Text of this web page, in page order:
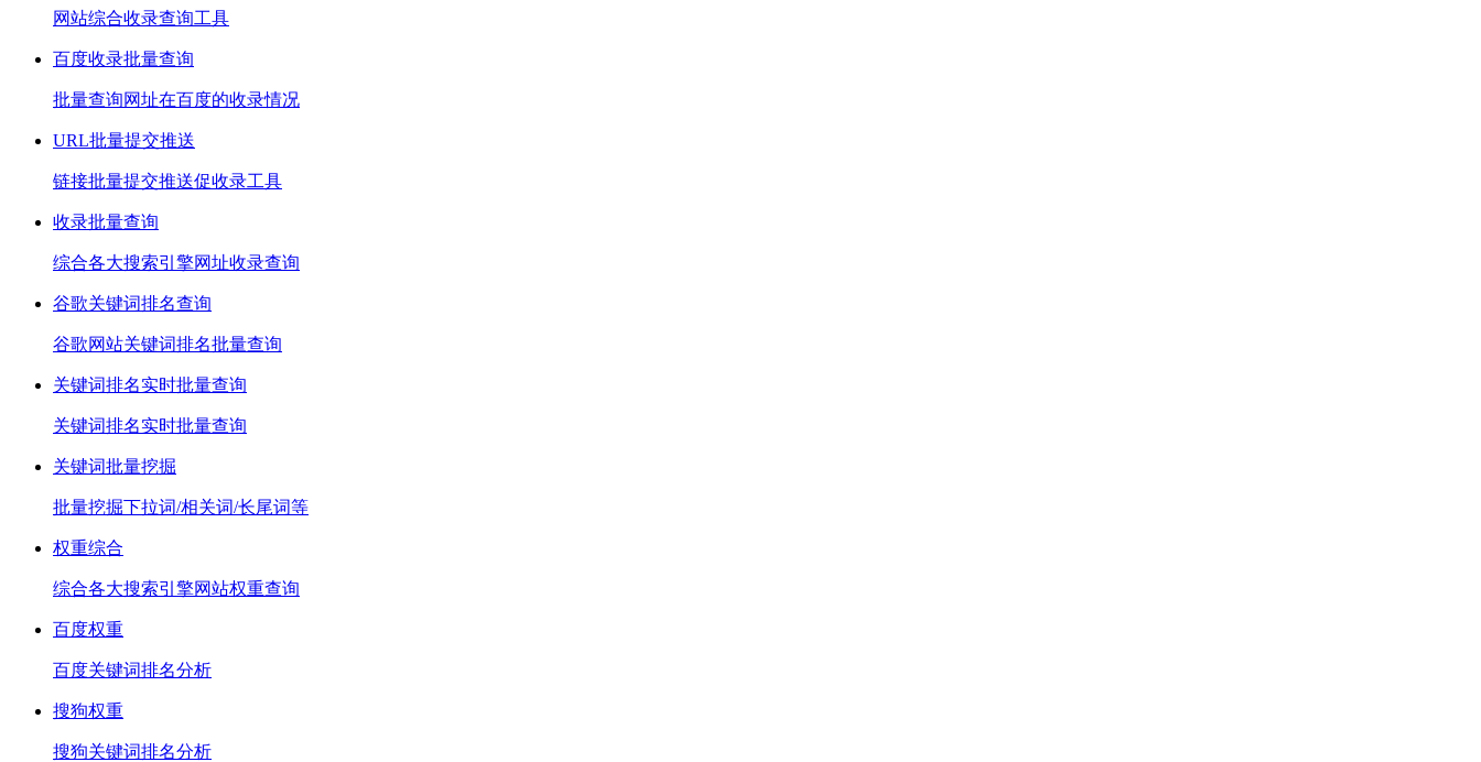
网站综合收录查询工具
百度收录批量查询
批量查询网址在百度的收录情况
URL批量提交推送
链接批量提交推送促收录工具
收录批量查询
综合各大搜索引擎网址收录查询
谷歌关键词排名查询
谷歌网站关键词排名批量查询
关键词排名实时批量查询
关键词排名实时批量查询
关键词批量挖掘
批量挖掘下拉词/相关词/长尾词等
权重综合
综合各大搜索引擎网站权重查询
百度权重
百度关键词排名分析
搜狗权重
搜狗关键词排名分析